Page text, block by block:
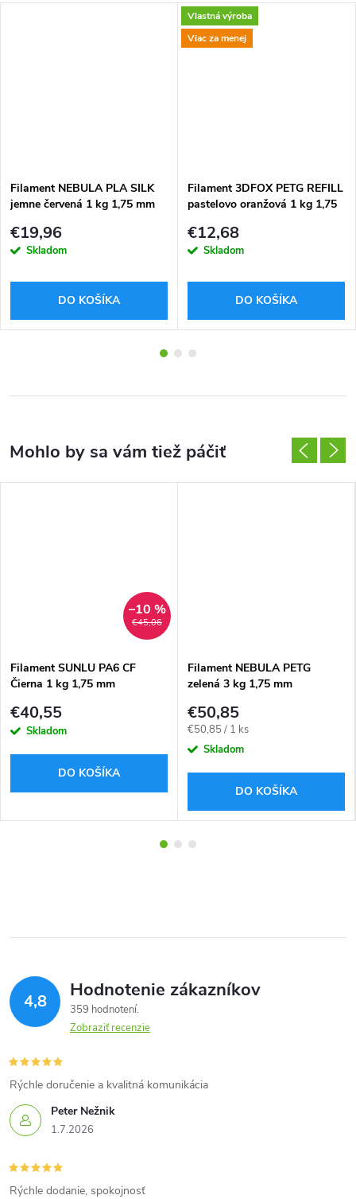
Filament NEBULA PLA SILK
jemne červená 1 kg 1,75 mm
€19,96
Skladom
DO KOŠÍKA
Vlastná výroba
Viac za menej
Filament 3DFOX PETG REFILL
pastelovo oranžová 1 kg 1,75
€12,68
Skladom
DO KOŠÍKA
€45,06
–10 %
Filament SUNLU PA6 CF
Čierna 1 kg 1,75 mm
€40,55
Skladom
DO KOŠÍKA
Filament NEBULA PETG
zelená 3 kg 1,75 mm
€50,85
Jednotková
cena:
€50,85 / 1 ks
Skladom
DO KOŠÍKA
4,8 Hodnotenie zákazníkov
359 hodnotení
Zobraziť recenzie
Peter Nežnik
1.7.2026
Rýchle doručenie a kvalitná komunikácia
Rýchle dodanie, spokojnosť